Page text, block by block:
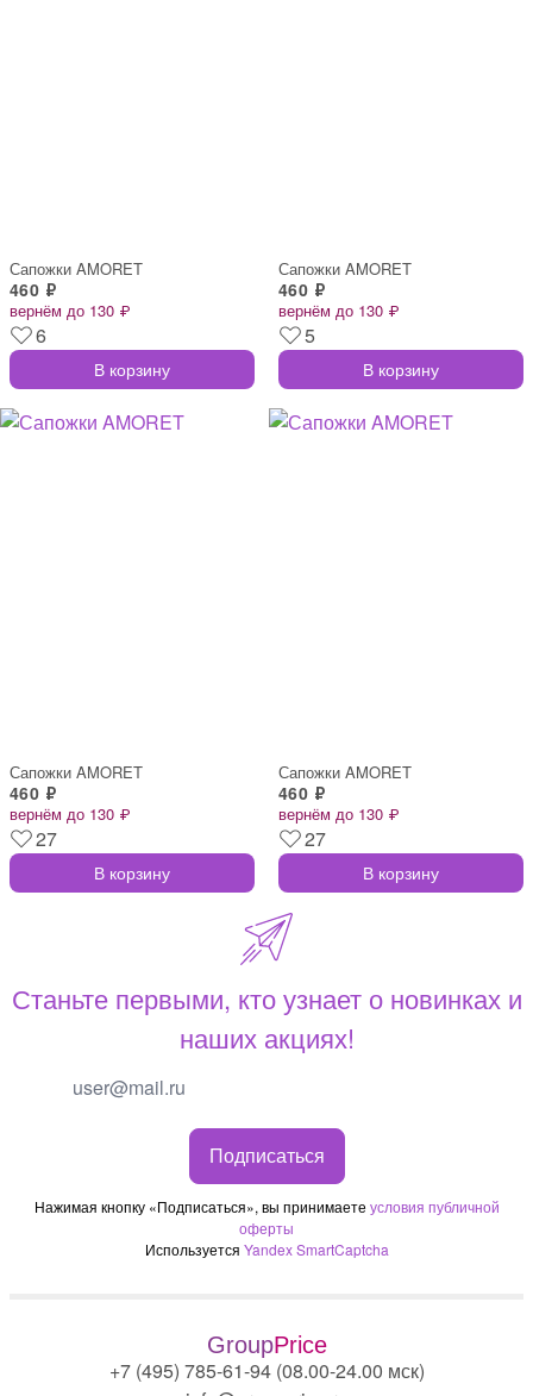
Сапожки AMORET
460 ₽
вернём до 130 ₽
6
В корзину
Сапожки AMORET
460 ₽
вернём до 130 ₽
5
В корзину
Сапожки AMORET
460 ₽
вернём до 130 ₽
27
В корзину
Сапожки AMORET
460 ₽
вернём до 130 ₽
27
В корзину
Станьте первыми, кто узнает о новинках и
наших акциях!
Подписаться
Нажимая кнопку «Подписаться», вы принимаете условия публичной
оферты
Используется Yandex SmartCaptcha
GroupPrice
+7 (495) 785-61-94 (08.00-24.00 мск)